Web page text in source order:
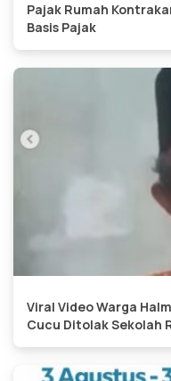
Pajak Rumah
Basis Pajak
Viral Video Warga
Cucu Ditolak Sekolah